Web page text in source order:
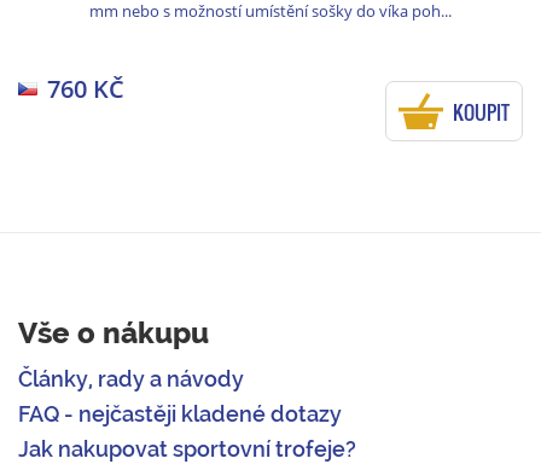
mm nebo s možností umístění sošky do víka poh...
760 KČ
KOUPIT
Vše o nákupu
Články, rady a návody
FAQ - nejčastěji kladené dotazy
Jak nakupovat sportovní trofeje?